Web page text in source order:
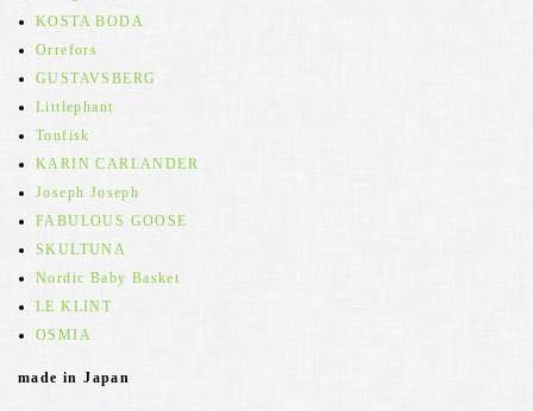
KOSTA BODA
Orrefors
GUSTAVSBERG
Littlephant
Tonfisk
KARIN CARLANDER
Joseph Joseph
FABULOUS GOOSE
SKULTUNA
Nordic Baby Basket
LE KLINT
OSMIA
made in Japan